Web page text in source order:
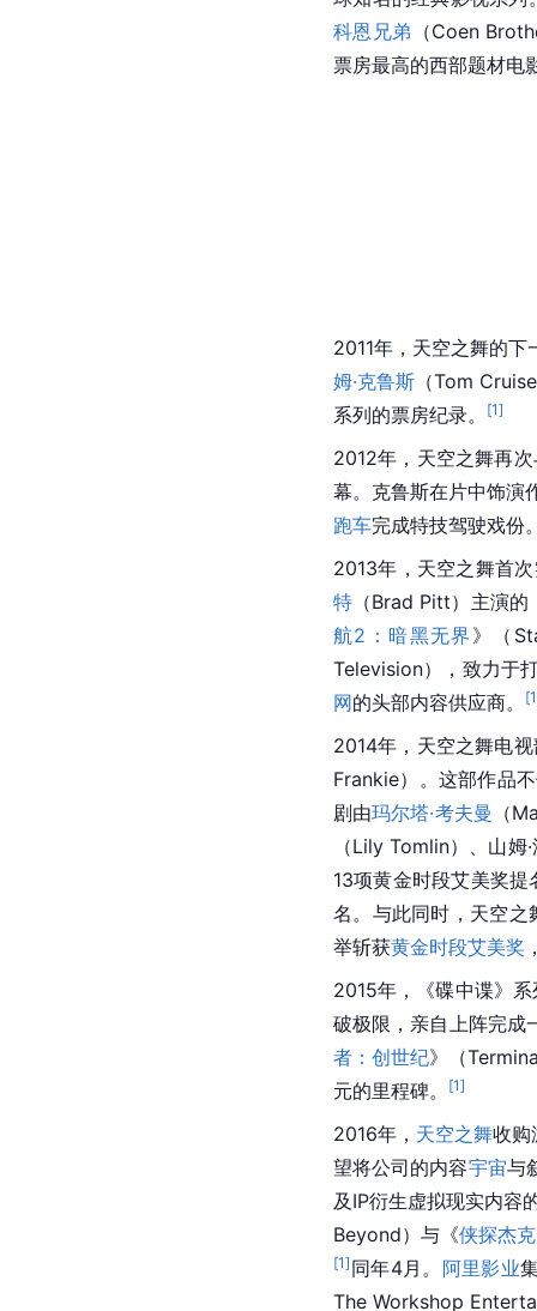
科恩兄弟 （Coen
票房最高的西部题材电
2011年，天空之舞的下
姆·克鲁斯 （Tom
系列的票房纪录。
[1]
2012年，天空之舞再
幕。克鲁斯在片中饰演
跑车完成特技驾驶戏份
2013年，天空之舞首
特 （Brad Pitt）主演的
航2：暗黑无界 》（
Television），致力于
网的头部内容供应商。 [1
2014年，天空之舞电
Frankie）。这部作品
剧由玛尔塔·考夫曼 （
（Lily Tomlin）、山
13项黄金时段艾美奖提
名。与此同时，天空之
举斩获黄金时段艾美奖
2015年，《碟中谍》
破极限，亲自上阵完成
者：创世纪》（
元的里程碑。
[1]
2016年， 天空之舞收购
望将公司的内容宇宙与
及IP衍生虚拟现实内容
Beyond）与《侠探杰
[1] 同年4月。 阿里影业
The Workshop